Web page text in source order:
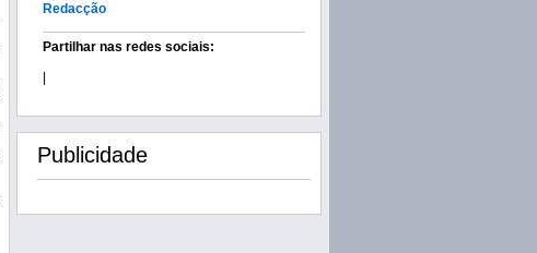
Redacção
Partilhar nas redes sociais:
Publicidade